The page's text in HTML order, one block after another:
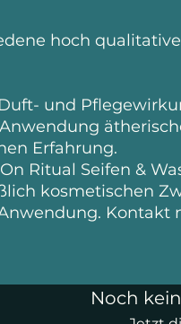
hoch qualitative
und
Erfahrung.
Ritual Seifen &
kosmetischen
Kontakt
Noch